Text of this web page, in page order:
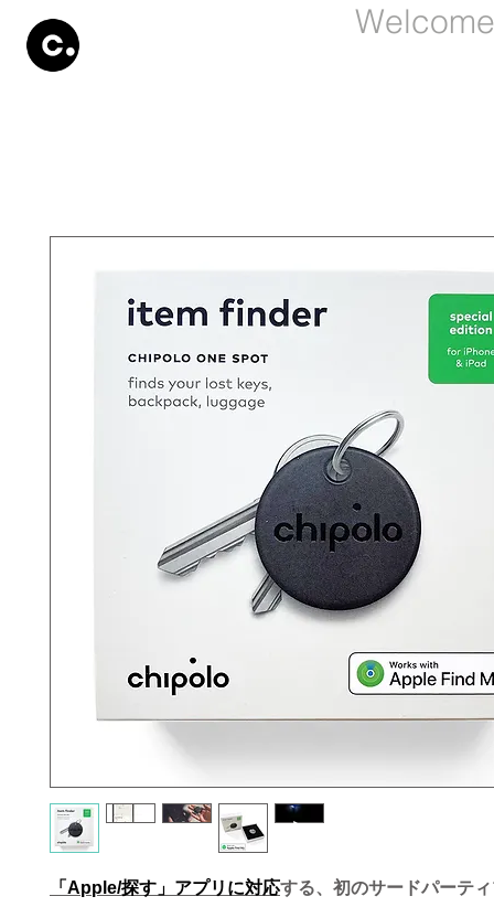
「Apple/探す」アプリに対応する、初のサードパーテ